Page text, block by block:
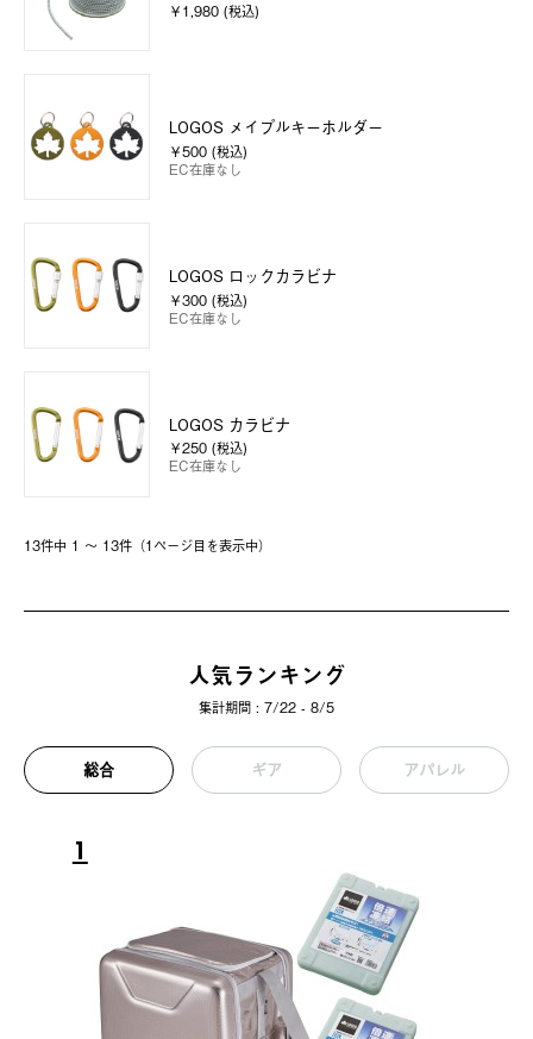
￥1,980 (税込)
LOGOS メイプルキーホルダー
￥500 (税込)
EC在庫なし
LOGOS ロックカラビナ
￥300 (税込)
EC在庫なし
LOGOS カラビナ
￥250 (税込)
EC在庫なし
13件中 1 〜 13件（1ページ⽬を表⽰中）
人気ランキング
集計期間 : 7/22 - 8/5
総合 ギア アパレル
1